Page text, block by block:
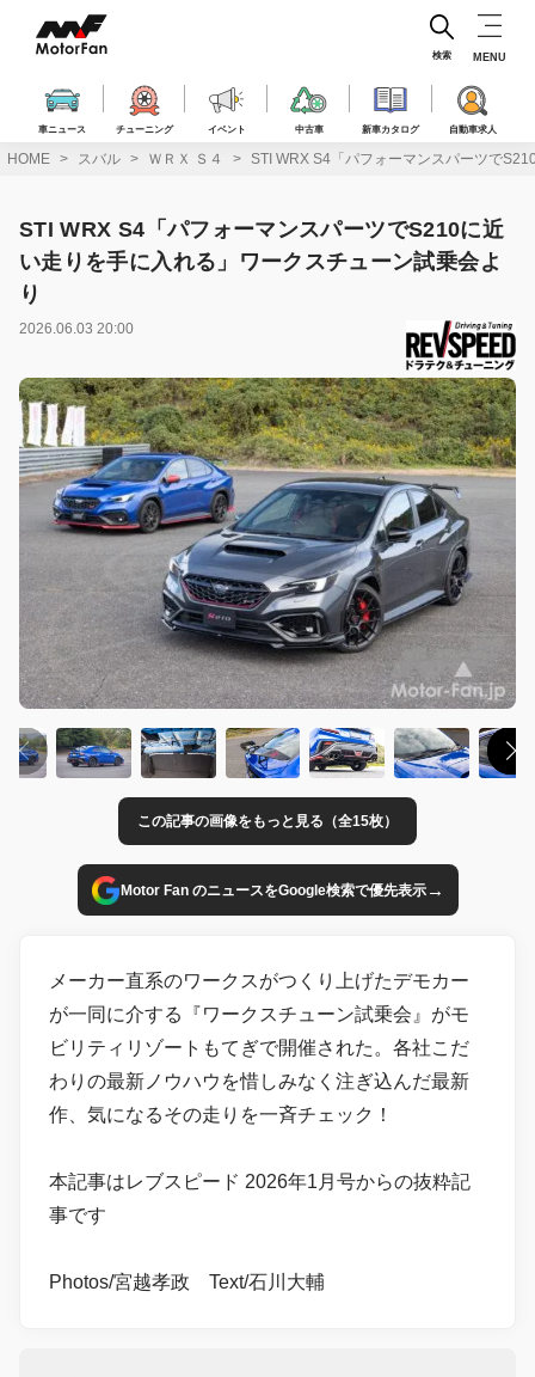
ス
車ニュース チューニング イベント 中古車 新車カタログ 自動車求人
検索 MENU
HOME スバル ＷＲＸ Ｓ４ STI WRX S4「パフォーマンスパーツで
STI WRX S4「パフォーマンスパーツでS210に近
い走りを手に入れる」ワークスチューン試乗会よ
り
2026.06.03 20:00
この記事の画像をもっと見る（全15枚）
Motor Fan のニュースをGoogle検索で優先表示→
メーカー直系のワークスがつくり上げたデモカー
が一同に介する『ワークスチューン試乗会』がモ
ビリティリゾートもてぎで開催された。各社こだ
わりの最新ノウハウを惜しみなく注ぎ込んだ最新
作、気になるその走りを一斉チェック！
本記事はレブスピード 2026年1月号からの抜粋記
事です
Photos/宮越孝政 Text/石川大輔